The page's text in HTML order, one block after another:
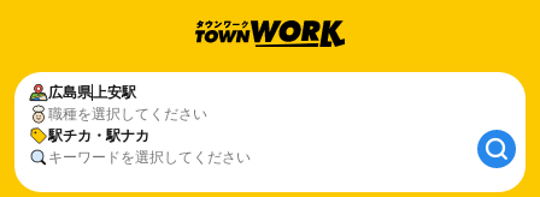
広島県上安駅
職種を選択してください
駅チカ・駅ナカ
キーワードを選択してください